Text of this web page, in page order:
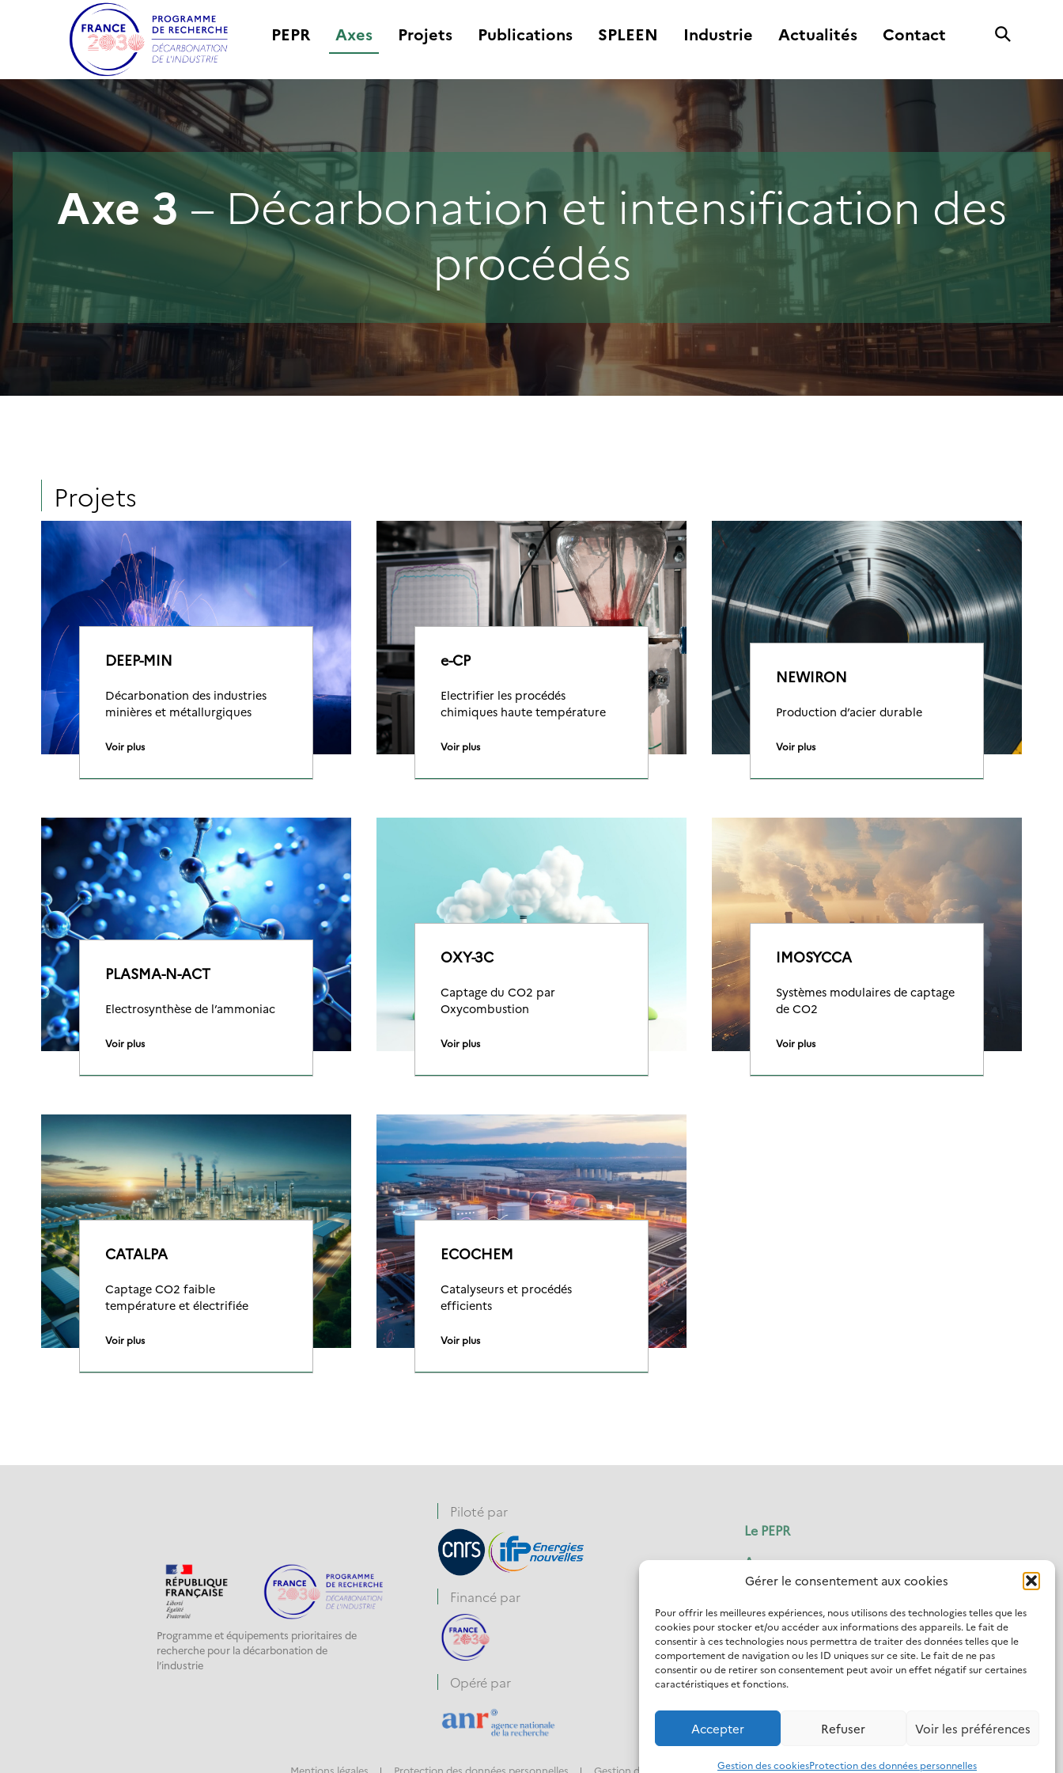
Gérer le consentement aux cookies
Pour offrir les meilleures expériences, nous utilisons des technologies telles que les
cookies pour stocker et/ou accéder aux informations des appareils. Le fait de
consentir à ces technologies nous permettra de traiter des données telles que le
comportement de navigation ou les ID uniques sur ce site. Le fait de ne pas
consentir ou de retirer son consentement peut avoir un effet négatif sur certaines
caractéristiques et fonctions.
Accepter Refuser Voir les préférences
Gestion des cookiesProtection des données personnelles
PEPR Axes Projets Publications SPLEEN Industrie Actualités Contact
Axe 3– Décarbonation et intensification des
procédés
Projets
DEEP-MIN
Décarbonation des industries
minières et métallurgiques
Voir plus
e-CP
Electrifier les procédés
chimiques haute température
Voir plus
NEWIRON
Production d’acier durable
Voir plus
PLASMA-N-ACT
Electrosynthèse de l’ammoniac
Voir plus
OXY-3C
Captage du CO2 par
Oxycombustion
Voir plus
IMOSYCCA
Systèmes modulaires de captage
de CO2
Voir plus
CATALPA
Captage CO2 faible
température et électrifiée
Voir plus
ECOCHEM
Catalyseurs et procédés
efficients
Voir plus
Programme et équipements prioritaires de
recherche pour la décarbonation de
l’industrie
Piloté par
Financé par
Opéré par
Le PEPR
Axes
Actualités
Évènements
Contact
Comité industriel
Mentions légales Protection des données personnelles Gestion des cookies Accessibilité